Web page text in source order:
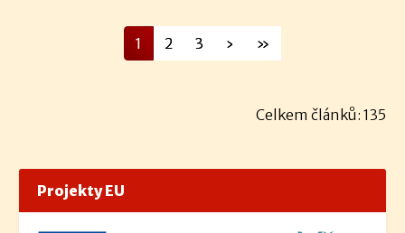
1 2 3 › »
Celkem článků: 135
Projekty EU